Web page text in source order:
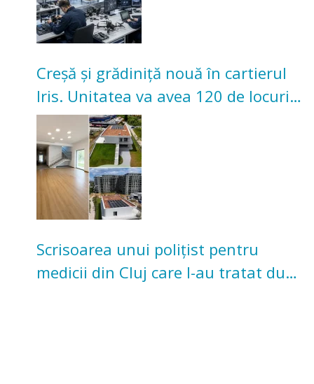
Creșă și grădiniță nouă în cartierul
Iris. Unitatea va avea 120 de locuri
pentru copii
Scrisoarea unui polițist pentru
medicii din Cluj care l-au tratat după